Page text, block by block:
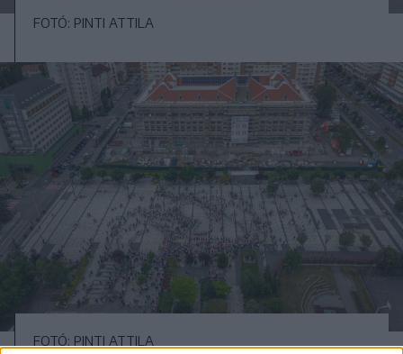
FOTÓ: PINTI ATTILA
FOTÓ: PINTI ATTILA